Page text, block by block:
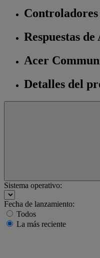
Controladores
Respuestas de
Acer
Detalles del
Sistema operativo:
Fecha de lanzamiento:
Todos
La más reciente